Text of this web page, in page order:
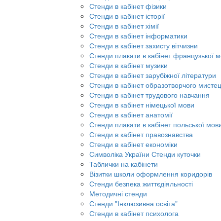
Стенди в кабінет фізики
Стенди в кабінет історії
Стенди в кабінет хімії
Стенди в кабінет інформатики
Стенди в кабінет захисту вітчизни
Стенди плакати в кабінет французької
Стенди в кабінет музики
Стенди в кабінет зарубіжної літератури
Стенди в кабінет образотворчого
Стенди в кабінет трудового навчання
Стенди в кабінет німецької мови
Стенди в кабінет анатомії
Стенди плакати в кабінет польської
Стенди в кабінет правознавства
Стенди в кабінет економіки
Символіка України Стенди куточки
Таблички на кабінети
Візитки школи оформлення коридорів
Стенди безпека життєдіяльності
Методичні стенди
Стенди "Інклюзивна освіта"
Стенди в кабінет психолога